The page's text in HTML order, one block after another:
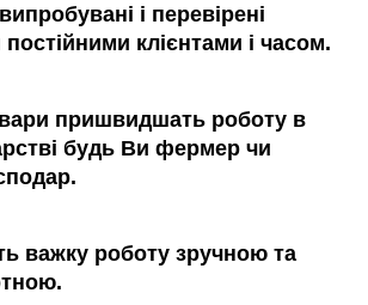
і перевірені
клієнтами і часом.
пришвидшать роботу в
будь Ви фермер чи
важку роботу зручною та